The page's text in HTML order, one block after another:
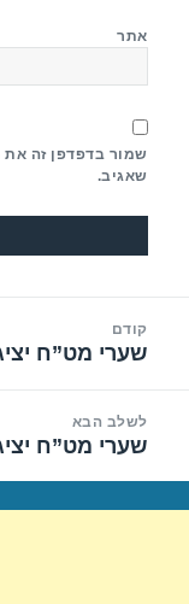
אתר
שמור בדפדפן זה
שאגיב.
קודם
הפוסט
שערי מט”ח יציגים 03/
לשלב הבא
הפוסט
שערי מט”ח יציגים 07/